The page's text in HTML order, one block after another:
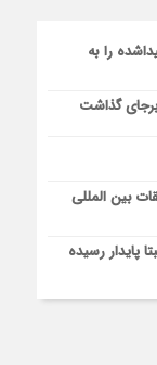
نجف اشرف
قرار گرفت
را به
گذاشت
بین المللی
پایدار رسیده